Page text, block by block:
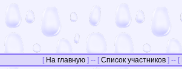
[ На главную] -- [ Список участников] -- [